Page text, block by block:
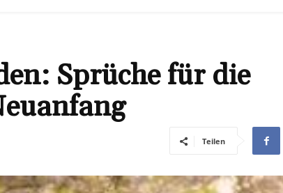
Sprüche für die
Teilen